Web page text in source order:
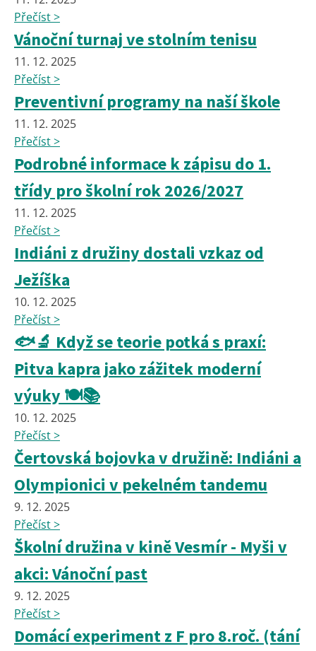
Přečíst >
Vánoční turnaj ve stolním tenisu
11. 12. 2025
Přečíst >
Preventivní programy na naší škole
11. 12. 2025
Přečíst >
Podrobné informace k zápisu do 1.
třídy pro školní rok 2026/2027
11. 12. 2025
Přečíst >
Indiáni z družiny dostali vzkaz od
Ježíška
10. 12. 2025
Přečíst >
🐟🔬 Když se teorie potká s praxí:
Pitva kapra jako zážitek moderní
výuky 🍽️📚
10. 12. 2025
Přečíst >
Čertovská bojovka v družině: Indiáni a
Olympionici v pekelném tandemu
9. 12. 2025
Přečíst >
Školní družina v kině Vesmír - Myši v
akci: Vánoční past
9. 12. 2025
Přečíst >
Domácí experiment z F pro 8.roč. (tání